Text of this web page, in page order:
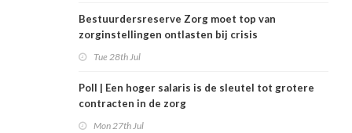
Bestuurdersreserve Zorg moet top van
zorginstellingen ontlasten bij crisis
Tue 28th Jul
Poll | Een hoger salaris is de sleutel tot grotere
contracten in de zorg
Mon 27th Jul